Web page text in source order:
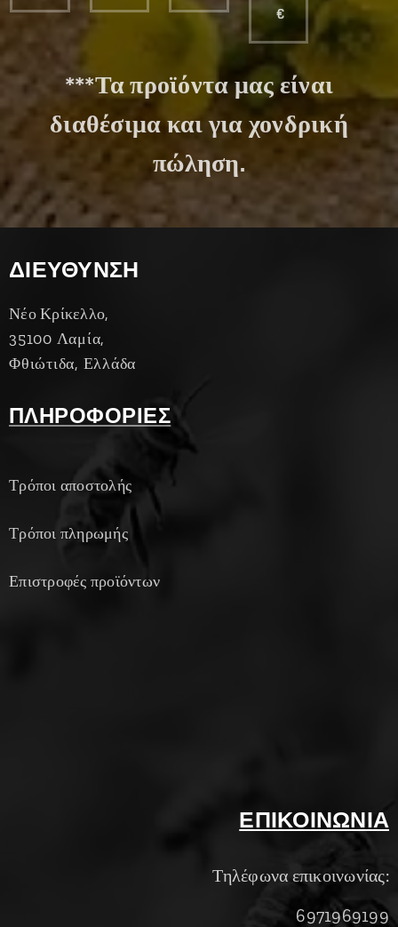
€
***Τα προϊόντα μας είναι
διαθέσιμα και για χονδρική
πώληση.
ΔΙΕΥΘΥΝΣΗ
Νέο Κρίκελλο,
35100 Λαμία,
Φθιώτιδα, Ελλάδα
ΠΛΗΡΟΦΟΡΙΕΣ
Τρόποι αποστολής
Τρόποι πληρωμής
Επιστροφές προϊόντων
ΕΠΙΚΟΙΝΩΝΙΑ
Τηλέφωνα επικοινωνίας:
6971969199